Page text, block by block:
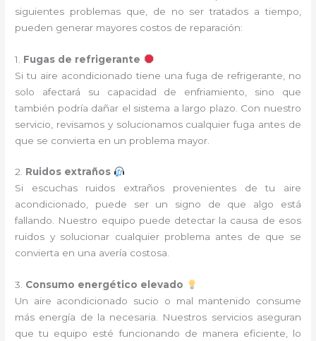
siguientes problemas que, de no ser tratados a tiempo,
pueden generar mayores costos de reparación:
1. Fugas de refrigerante
Si tu aire acondicionado tiene una fuga de refrigerante, no
solo afectará su capacidad de enfriamiento, sino que
también podría dañar el sistema a largo plazo. Con nuestro
servicio, revisamos y solucionamos cualquier fuga antes de
que se convierta en un problema mayor.
2. Ruidos extraños
Si escuchas ruidos extraños provenientes de tu aire
acondicionado, puede ser un signo de que algo está
fallando. Nuestro equipo puede detectar la causa de esos
ruidos y solucionar cualquier problema antes de que se
convierta en una avería costosa.
3. Consumo energético elevado
Un aire acondicionado sucio o mal mantenido consume
más energía de la necesaria. Nuestros servicios aseguran
que tu equipo esté funcionando de manera eficiente, lo